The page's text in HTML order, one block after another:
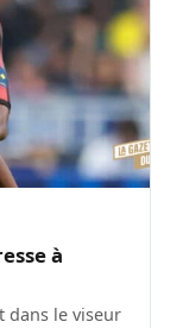
à
dans le viseur